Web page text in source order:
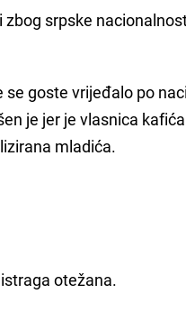
srpske
goste vrijeđalo po
je jer je vlasnica
mladića.
otežana.